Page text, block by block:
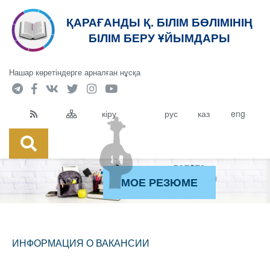
ҚАРАҒАНДЫ Қ. БІЛІМ БӨЛІМІНІҢ
БІЛІМ БЕРУ ҰЙЫМДАРЫ
Нашар көретіндерге арналған нұсқа
кіру рус каз eng
МОЕ РЕЗЮМЕ
ИНФОРМАЦИЯ О ВАКАНСИИ